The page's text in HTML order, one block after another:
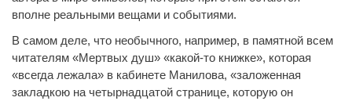
вполне реальными вещами и событиями.
В самом деле, что необычного, например, в памятной всем
читателям «Мертвых душ» «какой-то книжке», которая
«всегда лежала» в кабинете Манилова, «заложенная
закладкою на четырнадцатой странице, которую он